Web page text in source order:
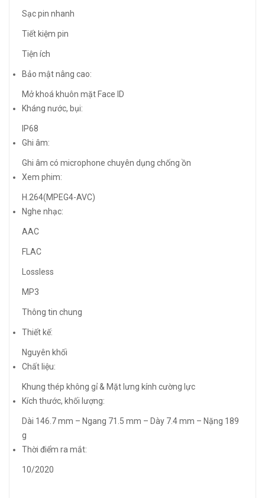
Sạc pin nhanh
Tiết kiệm pin
Tiện ích
Bảo mật nâng cao:
Mở khoá khuôn mặt Face ID
Kháng nước, bụi:
IP68
Ghi âm:
Ghi âm có microphone chuyên dụng chống ồn
Xem phim:
H.264(MPEG4-AVC)
Nghe nhạc:
AAC
FLAC
Lossless
MP3
Thông tin chung
Thiết kế:
Nguyên khối
Chất liệu:
Khung thép không gỉ & Mặt lưng kính cường lực
Kích thước, khối lượng:
Dài 146.7 mm – Ngang 71.5 mm – Dày 7.4 mm – Nặng 189
g
Thời điểm ra mắt:
10/2020